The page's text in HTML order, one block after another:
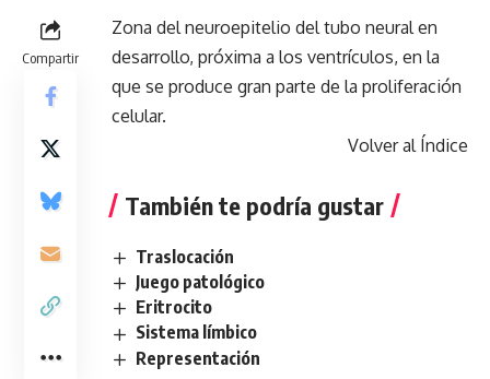
Compartir
Zona del neuroepitelio del tubo neural en
desarrollo, próxima a los ventrículos, en la
que se produce gran parte de la proliferación
celular.
Volver al Índice
También te podría gustar
Traslocación
Juego patológico
Eritrocito
Sistema límbico
Representación